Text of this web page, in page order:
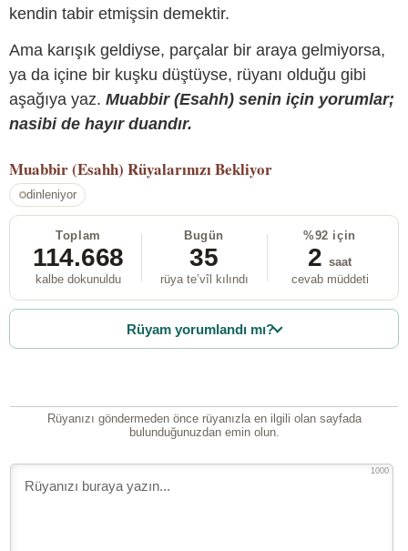
kendin tabir etmişsin demektir.
Ama karışık geldiyse, parçalar bir araya gelmiyorsa,
ya da içine bir kuşku düştüyse, rüyanı olduğu gibi
aşağıya yaz. Muabbir (Esahh) senin için yorumlar;
nasibi de hayır duandır.
Muabbir (Esahh) Rüyalarınızı Bekliyor
dinleniyor
Toplam
114.668
kalbe dokunuldu
Bugün
35
rüya te’vîl kılındı
%92 için
2 saat
cevab müddeti
Rüyam yorumlandı mı?
Rüyanızı göndermeden önce rüyanızla en ilgili olan sayfada
bulunduğunuzdan emin olun.
1000